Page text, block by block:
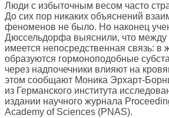
Люди с избыточным весом часто
До сих пор никаких объяснений
феноменов не было. Но наконец
Дюссельдорфа выяснили, что между
имеется непосредственная связь: в
образуются гормоноподобные
через надпочечники влияют на
этом сообщают Моника Эрхарт-
из Германского института
издании научного журнала
Academy of Sciences (PNAS).